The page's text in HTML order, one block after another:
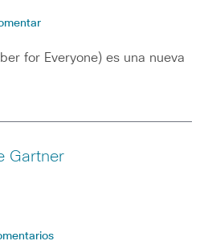
for Everyone) es una nueva
Gartner